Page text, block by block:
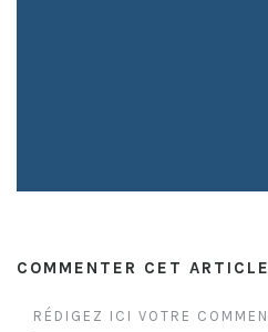
COMMENTER CET ARTICLE